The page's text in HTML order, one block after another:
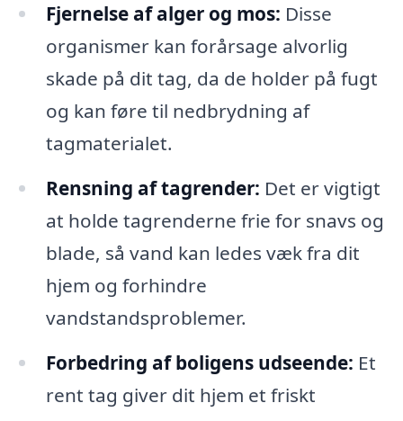
Fjernelse af alger og mos: Disse
organismer kan forårsage alvorlig
skade på dit tag, da de holder på fugt
og kan føre til nedbrydning af
tagmaterialet.
Rensning af tagrender: Det er vigtigt
at holde tagrenderne frie for snavs og
blade, så vand kan ledes væk fra dit
hjem og forhindre
vandstandsproblemer.
Forbedring af boligens udseende: Et
rent tag giver dit hjem et friskt